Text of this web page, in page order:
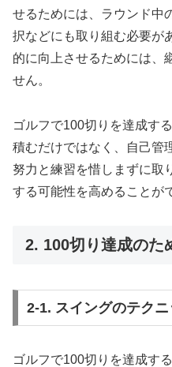
せるためには、ラウンド中
択などにも取り組む必要が
的に向上させるためには、
せん。
ゴルフで100切りを達成す
積むだけではなく、自己管
努力と練習を惜しまずに取
する可能性を高めることが
2. 100切り達成のた
2-1. スイングのテク
ゴルフで100切りを達成す